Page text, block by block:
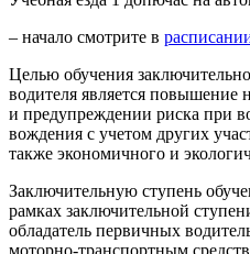
– начало смотрите в
Целью обучения
водителя является повышение
и предупреждении риска при
вождения с учетом других
также экономичного и
Заключительную ступень
рамках заключительной
обладатель первичных
моторно-транспортным